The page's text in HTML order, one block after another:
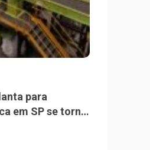
para
em SP se torna